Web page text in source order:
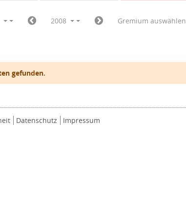
2008 Gremium auswählen
gefunden.
Datenschutz Impressum